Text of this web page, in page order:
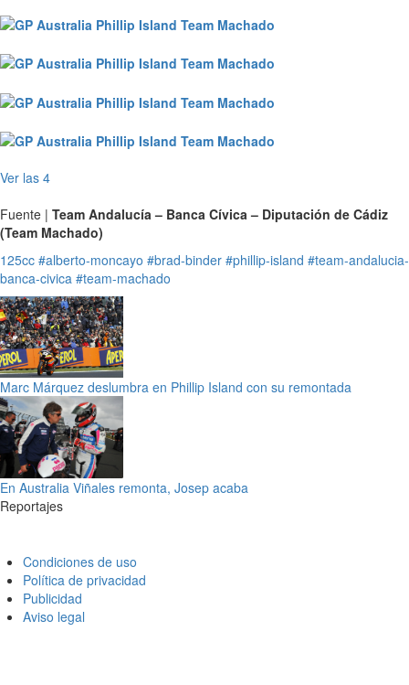
Ver las 4
Fuente | Team Andalucía – Banca Cívica – Diputación de Cádiz
(Team Machado)
125cc #alberto-moncayo #brad-binder #phillip-island #team-andalucia-
banca-civica #team-machado
Marc Márquez deslumbra en Phillip Island con su remontada
En Australia Viñales remonta, Josep acaba
Reportajes
Condiciones de uso
Política de privacidad
Publicidad
Aviso legal